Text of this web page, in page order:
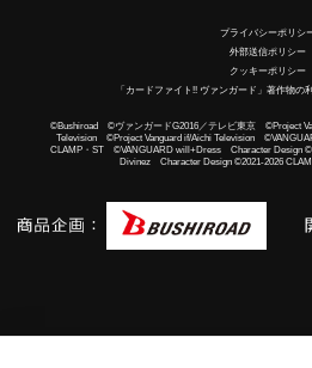
プライバシーポリシ
外部送信ポリシー
クッキーポリシー
「カードファイト!! ヴァンガード」著作物の
©Bushiroad ©ヴァンガードG2016／テレビ東京 ©Project
Television ©Project Vanguard if/Aichi Television
CLAMP・ST ©VANGUARD will+Dress Character Design
Divinez Character Design ©2021-2026